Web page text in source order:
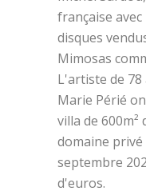
française
disques
Mimosas
L'artiste de
Marie Périé
villa de
domaine privé
septembre
d'euros.